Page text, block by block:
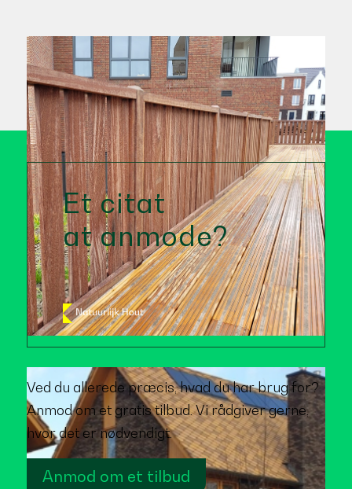
Et citat
at anmode?
Ved du allerede præcis, hvad du har brug for?
Anmod om et gratis tilbud. Vi rådgiver gerne,
hvor det er nødvendigt.
Anmod om et tilbud